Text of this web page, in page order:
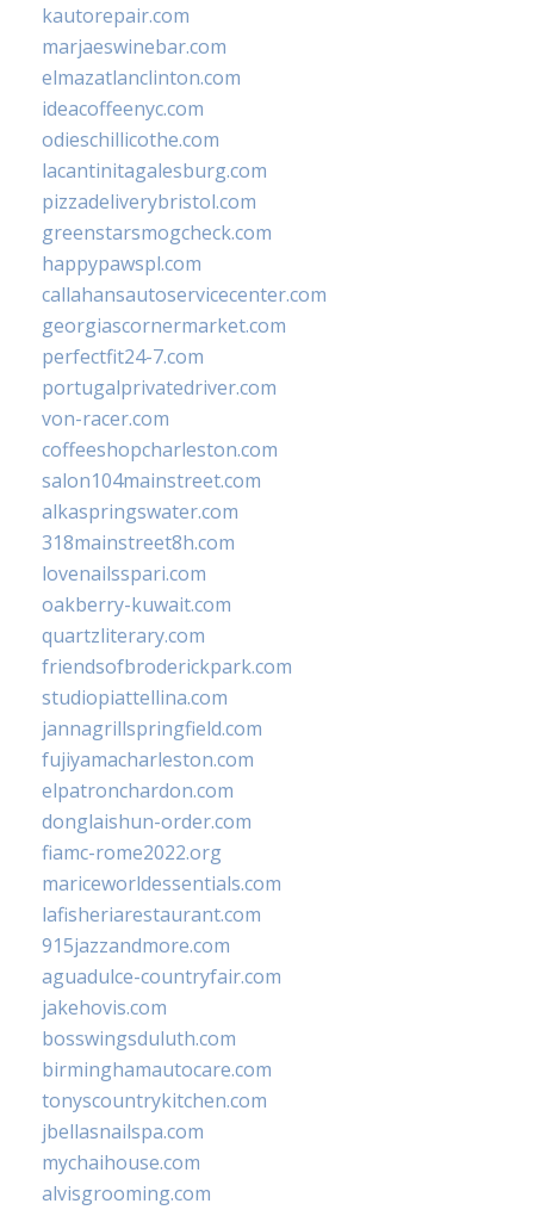
kautorepair.com
marjaeswinebar.com
elmazatlanclinton.com
ideacoffeenyc.com
odieschillicothe.com
lacantinitagalesburg.com
pizzadeliverybristol.com
greenstarsmogcheck.com
happypawspl.com
callahansautoservicecenter.com
georgiascornermarket.com
perfectfit24-7.com
portugalprivatedriver.com
von-racer.com
coffeeshopcharleston.com
salon104mainstreet.com
alkaspringswater.com
318mainstreet8h.com
lovenailsspari.com
oakberry-kuwait.com
quartzliterary.com
friendsofbroderickpark.com
studiopiattellina.com
jannagrillspringfield.com
fujiyamacharleston.com
elpatronchardon.com
donglaishun-order.com
fiamc-rome2022.org
mariceworldessentials.com
lafisheriarestaurant.com
915jazzandmore.com
aguadulce-countryfair.com
jakehovis.com
bosswingsduluth.com
birminghamautocare.com
tonyscountrykitchen.com
jbellasnailspa.com
mychaihouse.com
alvisgrooming.com